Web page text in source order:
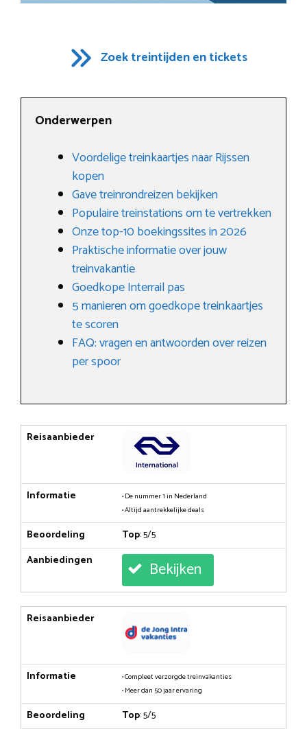
Zoek treintijden en tickets
Onderwerpen
Voordelige treinkaartjes naar Rijssen
kopen
Gave treinrondreizen bekijken
Populaire treinstations om te vertrekken
Onze top-10 boekingssites in 2026
Praktische informatie over jouw
treinvakantie
Goedkope Interrail pas
5 manieren om goedkope treinkaartjes
te scoren
FAQ: vragen en antwoorden over reizen
per spoor
Reisaanbieder
Informatie
• De nummer 1 in Nederland
• Altijd aantrekkelijke deals
Beoordeling Top: 5/5
Aanbiedingen
Bekijken
Reisaanbieder
Informatie
• Compleet verzorgde treinvakanties
• Meer dan 50 jaar ervaring
Beoordeling Top: 5/5